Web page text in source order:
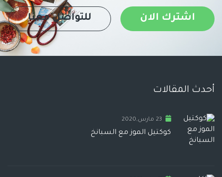
اشترك الان للتواصل معنا
أحدث المقالات
23 مارس,2020
كوكتيل الموز مع السبانخ